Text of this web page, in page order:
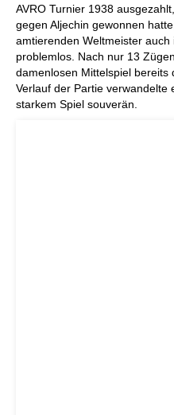
AVRO Turnier 1938
gegen Aljechin gewonnen
amtierenden Weltmeister
problemlos. Nach nur 13
damenlosen Mittelspiel bereits
Verlauf der Partie verwandelte
starkem Spiel souverän.